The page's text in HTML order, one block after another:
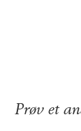
Prøv et